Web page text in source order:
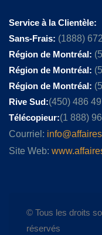
Service à la Clientèle:
Sans-Frais: (1888)
Région de Montréal:
Région de Montréal:
Région de Montréal:
Rive Sud:(450) 486
Télécopieur:(1 888)
Courriel:
Site Web:
© Tous les droits
réservés